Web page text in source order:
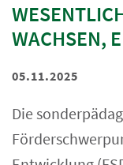
WACHSEN,
05.11.2025
Die